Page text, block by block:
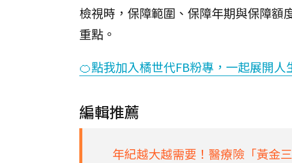
檢視時，保障範圍、保障年期與保障額
重點。
🍊點我加入橘世代FB粉專，一起展開人
編輯推薦
年紀越大越需要！醫療險「黃金